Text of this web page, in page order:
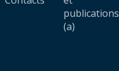
publications
(a)